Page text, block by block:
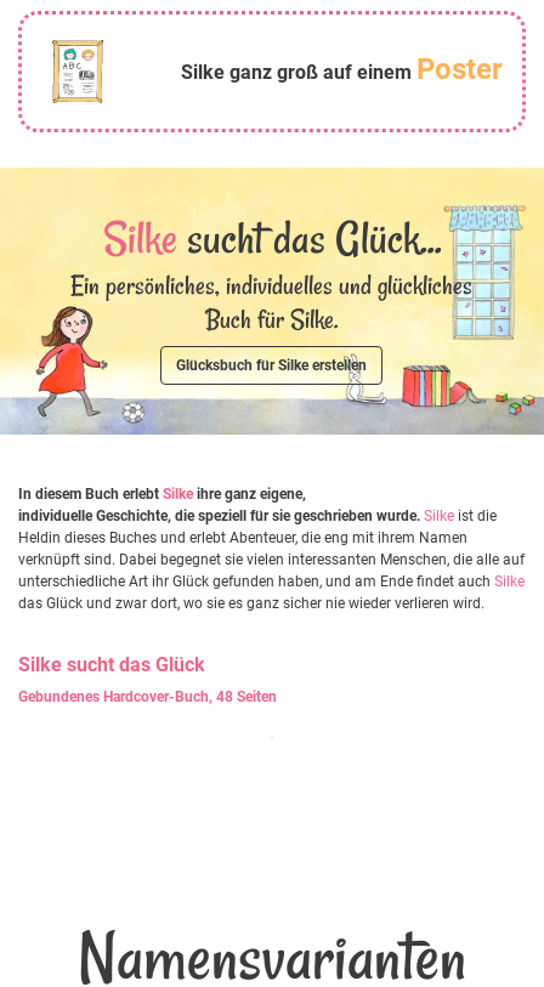
Silke ganz groß auf einem Poster
Silke sucht das Glück...
Ein persönliches, individuelles und glückliches
Buch für Silke.
Glücksbuch für Silke erstellen
In diesem Buch erlebt Silkeihre ganz eigene,
individuelle Geschichte, die speziell für sie geschrieben wurde. Silke ist die
Heldin dieses Buches und erlebt Abenteuer, die eng mit ihrem Namen
verknüpft sind. Dabei begegnet sie vielen interessanten Menschen, die alle auf
unterschiedliche Art ihr Glück gefunden haben, und am Ende findet auch Silke
das Glück und zwar dort, wo sie es ganz sicher nie wieder verlieren wird.
Silke sucht das Glück
Gebundenes Hardcover-Buch, 48 Seiten
Namensvarianten